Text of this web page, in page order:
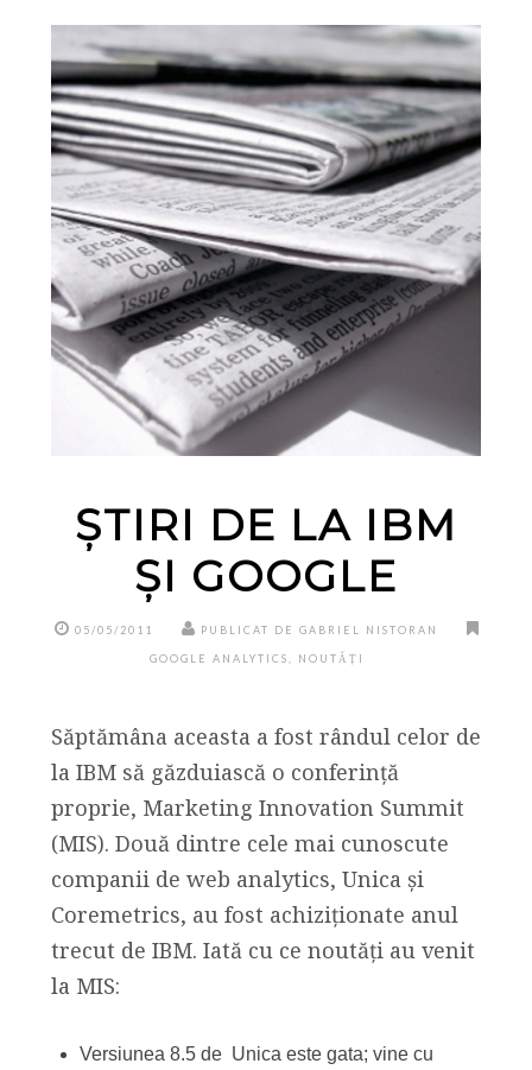
ȘTIRI DE LA IBM
ȘI GOOGLE
05/05/2011 PUBLICAT DE GABRIEL NISTORAN
GOOGLE ANALYTICS, NOUTĂȚI
Săptămâna aceasta a fost rândul celor de
la IBM să găzduiască o conferință
proprie, Marketing Innovation Summit
(MIS). Două dintre cele mai cunoscute
companii de web analytics, Unica și
Coremetrics, au fost achiziționate anul
trecut de IBM. Iată cu ce noutăți au venit
la MIS:
Versiunea 8.5 de Unica este gata; vine cu